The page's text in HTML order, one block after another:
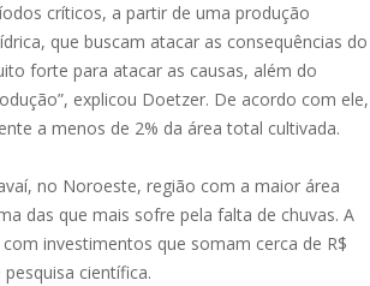
críticos, a partir de uma produção
que buscam atacar as consequências do
forte para atacar as causas, além do
explicou Doetzer. De acordo com ele,
a menos de 2% da área total cultivada.
no Noroeste, região com a maior área
das que mais sofre pela falta de chuvas. A
investimentos que somam cerca de R$
científica.